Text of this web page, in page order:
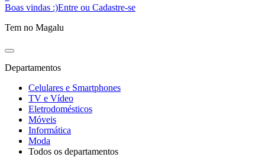
Boas vindas :)Entre ou Cadastre-se
Tem no Magalu
Departamentos
Celulares e Smartphones
TV e Vídeo
Eletrodomésticos
Móveis
Informática
Moda
Todos os departamentos